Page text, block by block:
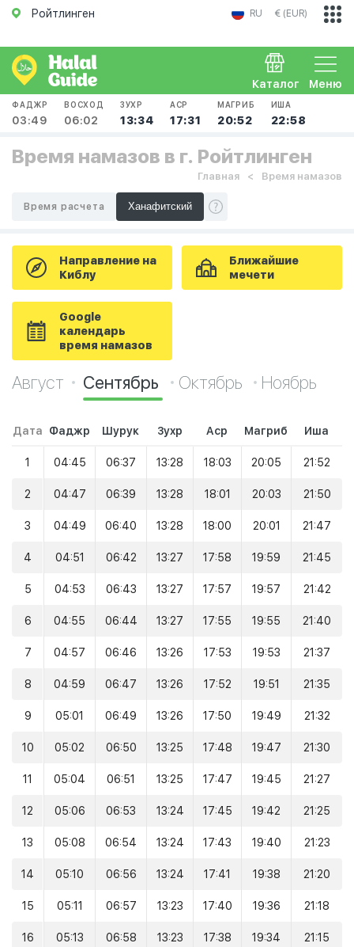
Ройтлинген RU € (EUR)
Меню
Каталог
ФАДЖР
03:49
ВОСХОД
06:02
ЗУХР
13:34
АСР
17:31
МАГРИБ
20:52
ИША
22:58
Время намазов в г. Ройтлинген
Главная Время намазов
Время расчета
Направление на
Киблу
Ближайшие
мечети
Google
календарь
время намазов
Август Сентябрь Октябрь Ноябрь
Дата Фаджр Шурук Зухр Аср Магриб Иша
1 04:45 06:37 13:28 18:03 20:05 21:52
2 04:47 06:39 13:28 18:01 20:03 21:50
3 04:49 06:40 13:28 18:00 20:01 21:47
4 04:51 06:42 13:27 17:58 19:59 21:45
5 04:53 06:43 13:27 17:57 19:57 21:42
6 04:55 06:44 13:27 17:55 19:55 21:40
7 04:57 06:46 13:26 17:53 19:53 21:37
8 04:59 06:47 13:26 17:52 19:51 21:35
9 05:01 06:49 13:26 17:50 19:49 21:32
10 05:02 06:50 13:25 17:48 19:47 21:30
11 05:04 06:51 13:25 17:47 19:45 21:27
12 05:06 06:53 13:24 17:45 19:42 21:25
13 05:08 06:54 13:24 17:43 19:40 21:23
14 05:10 06:56 13:24 17:41 19:38 21:20
15 05:11 06:57 13:23 17:40 19:36 21:18
16 05:13 06:58 13:23 17:38 19:34 21:15